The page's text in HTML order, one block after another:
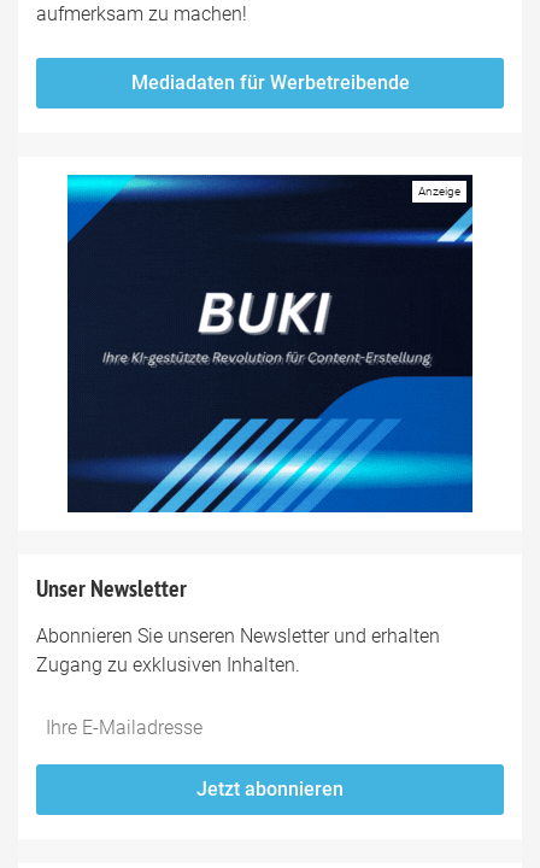
aufmerksam zu machen!
Mediadaten für Werbetreibende
Unser Newsletter
Abonnieren Sie unseren Newsletter und erhalten
Zugang zu exklusiven Inhalten.
Do
fill
*Ihre
Mailadresse:
Jetzt abonnieren